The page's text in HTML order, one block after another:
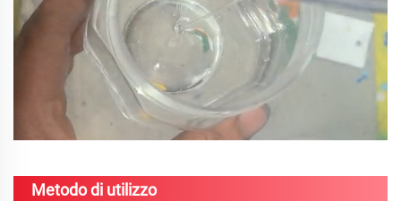
Metodo di utilizzo